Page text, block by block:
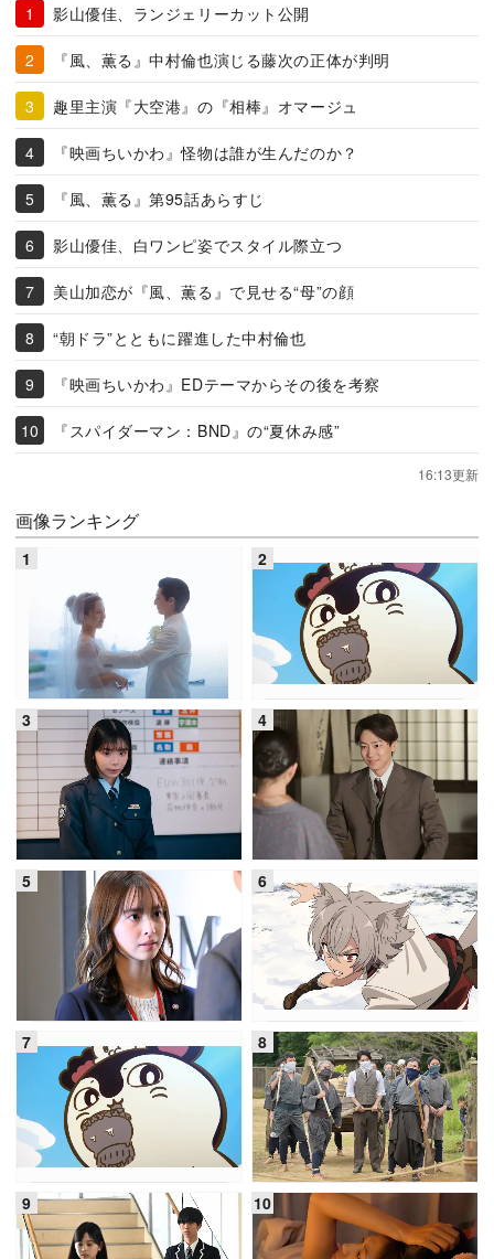
影山優佳、ランジェリーカット公開
『風、薫る』中村倫也演じる藤次の正体が判明
趣里主演『大空港』の『相棒』オマージュ
『映画ちいかわ』怪物は誰が生んだのか？
『風、薫る』第95話あらすじ
影山優佳、白ワンピ姿でスタイル際立つ
美山加恋が『風、薫る』で見せる“母”の顔
“朝ドラ”とともに躍進した中村倫也
『映画ちいかわ』EDテーマからその後を考察
『スパイダーマン：BND』の“夏休み感”
16:13更新
画像ランキング